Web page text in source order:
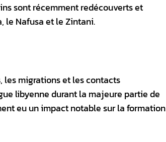
sont récemment redécouverts et
le Nafusa et le Zintani.
les migrations et les contacts
libyenne durant la majeure partie de
eu un impact notable sur la formation